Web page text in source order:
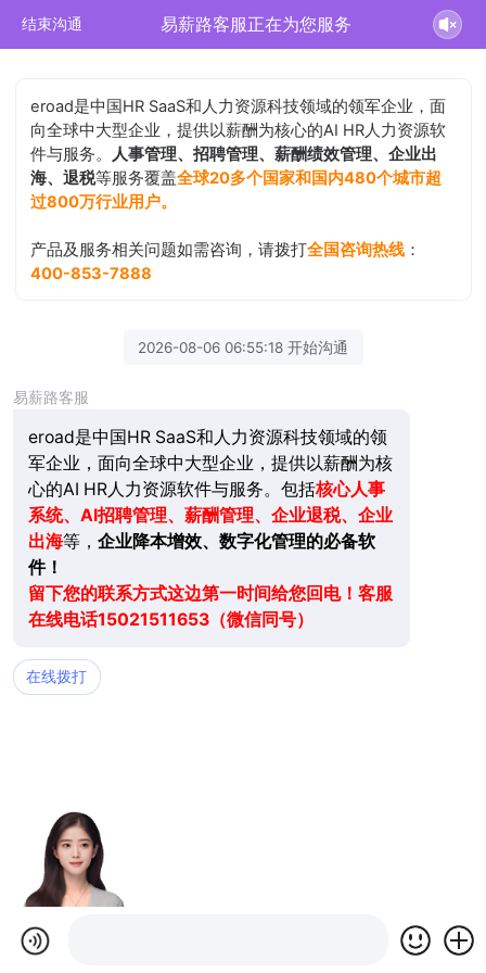
结束沟通 易薪路客服正在为您服务
eroad是中国HR SaaS和人力资源科技领域的领军企业，面
向全球中大型企业，提供以薪酬为核心的AI HR人力资源软
件与服务。
人事管理、招聘管理、薪酬绩效管理、企业出
海、退税等服务覆盖全球20多个国家和国内480个城市超
过800万行业用户。
产品及服务相关问题如需咨询，请拨打全国咨询热线 ：
400-853-7888
2026-08-06 06:55:18 开始沟通
易薪路客服
eroad是中国HR SaaS和人力资源科技领域的领
军企业，面向全球中大型企业，提供以薪酬为核
心的AI HR人力资源软件与服务。包括核心人事
系统、AI招聘管理、薪酬管理、企业退税、企业
出海等， 企业降本增效、数字化管理的必备软
件！
留下您的联系方式这边第一时间给您回电！客服
在线电话15021511653（微信同号）
在线拨打